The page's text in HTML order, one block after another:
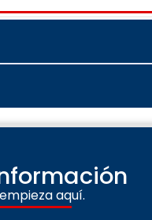
aquí.